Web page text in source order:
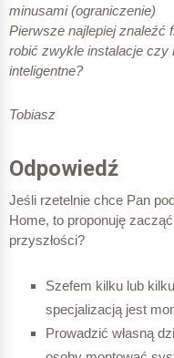
minusami (ograniczenie)
Pierwsze najlepiej znaleźć
robić zwykle instalacje
inteligentne?
Tobiasz
Odpowiedź
Jeśli rzetelnie chce Pan
Home, to proponuję
przyszłości?
Szefem kilku lub
specjalizacją jest
Prowadzić własną